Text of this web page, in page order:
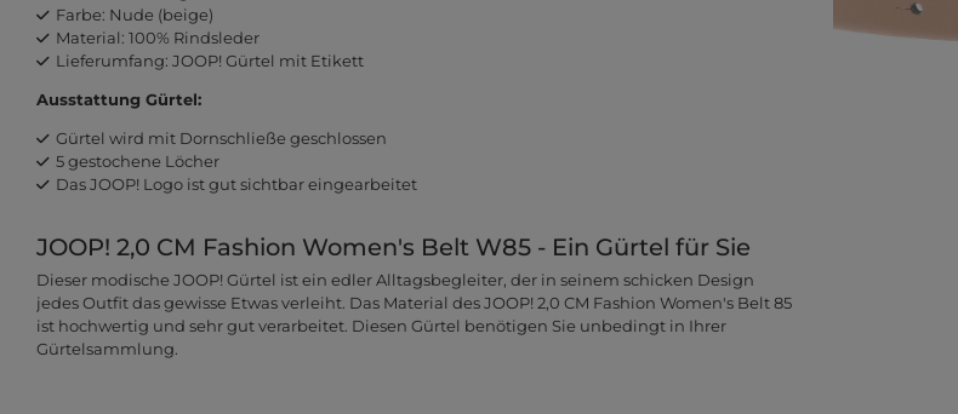
Farbe: Nude (beige)
Material: 100% Rindsleder
Lieferumfang: JOOP! Gürtel mit Etikett
Ausstattung Gürtel:
Gürtel wird mit Dornschließe geschlossen
5 gestochene Löcher
Das JOOP! Logo ist gut sichtbar eingearbeitet
JOOP! 2,0 CM Fashion Women's Belt W85 - Ein Gürtel für Sie
Dieser modische JOOP! Gürtel ist ein edler Alltagsbegleiter, der in seinem schicken Design
jedes Outfit das gewisse Etwas verleiht. Das Material des JOOP! 2,0 CM Fashion Women's Belt 85
ist hochwertig und sehr gut verarbeitet. Diesen Gürtel benötigen Sie unbedingt in Ihrer
Gürtelsammlung.